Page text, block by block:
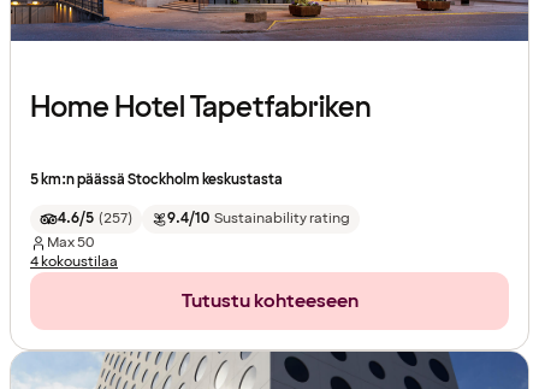
Home Hotel Tapetfabriken
5 km:n päässä Stockholm keskustasta
4.6/5 (257) 9.4/10 Sustainability rating
Max50
4 kokoustilaa
Tutustu kohteeseen